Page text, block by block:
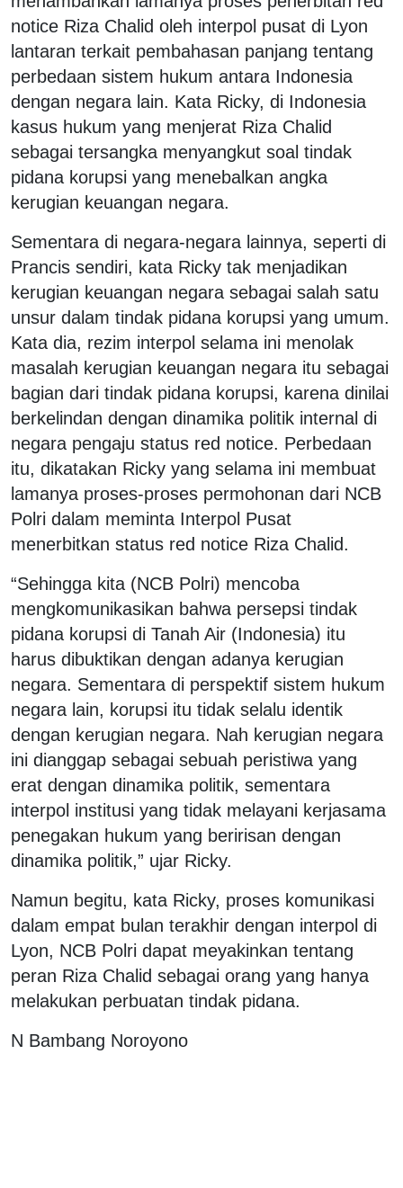
notice Riza Chalid oleh interpol pusat di Lyon
lantaran terkait pembahasan panjang tentang
perbedaan sistem hukum antara Indonesia
dengan negara lain. Kata Ricky, di Indonesia
kasus hukum yang menjerat Riza Chalid
sebagai tersangka menyangkut soal tindak
pidana korupsi yang menebalkan angka
kerugian keuangan negara.
Sementara di negara-negara lainnya, seperti di
Prancis sendiri, kata Ricky tak menjadikan
kerugian keuangan negara sebagai salah satu
unsur dalam tindak pidana korupsi yang umum.
Kata dia, rezim interpol selama ini menolak
masalah kerugian keuangan negara itu sebagai
bagian dari tindak pidana korupsi, karena dinilai
berkelindan dengan dinamika politik internal di
negara pengaju status red notice. Perbedaan
itu, dikatakan Ricky yang selama ini membuat
lamanya proses-proses permohonan dari NCB
Polri dalam meminta Interpol Pusat
menerbitkan status red notice Riza Chalid.
“Sehingga kita (NCB Polri) mencoba
mengkomunikasikan bahwa persepsi tindak
pidana korupsi di Tanah Air (Indonesia) itu
harus dibuktikan dengan adanya kerugian
negara. Sementara di perspektif sistem hukum
negara lain, korupsi itu tidak selalu identik
dengan kerugian negara. Nah kerugian negara
ini dianggap sebagai sebuah peristiwa yang
erat dengan dinamika politik, sementara
interpol institusi yang tidak melayani kerjasama
penegakan hukum yang beririsan dengan
dinamika politik,” ujar Ricky.
Namun begitu, kata Ricky, proses komunikasi
dalam empat bulan terakhir dengan interpol di
Lyon, NCB Polri dapat meyakinkan tentang
peran Riza Chalid sebagai orang yang hanya
melakukan perbuatan tindak pidana.
N Bambang Noroyono